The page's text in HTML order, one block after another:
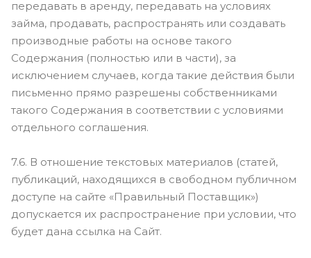
передавать в аренду, передавать на условиях
займа, продавать, распространять или создавать
производные работы на основе такого
Содержания (полностью или в части), за
исключением случаев, когда такие действия были
письменно прямо разрешены собственниками
такого Содержания в соответствии с условиями
отдельного соглашения.
7.6. В отношение текстовых материалов (статей,
публикаций, находящихся в свободном публичном
доступе на сайте «Правильный Поставщик»)
допускается их распространение при условии, что
будет дана ссылка на Сайт.